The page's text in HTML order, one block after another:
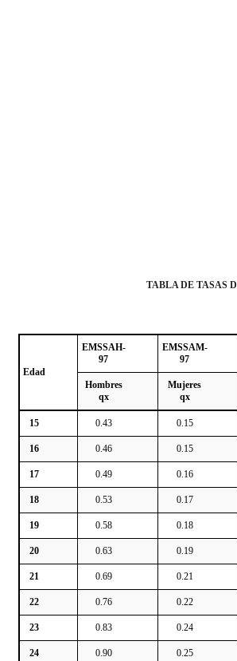
TABLA DE TASAS
Edad
EMSSAH-
97
EMSSAM-
97
Hombres
qx
Mujeres
qx
15 0.43 0.15
16 0.46 0.15
17 0.49 0.16
18 0.53 0.17
19 0.58 0.18
20 0.63 0.19
21 0.69 0.21
22 0.76 0.22
23 0.83 0.24
24 0.90 0.25